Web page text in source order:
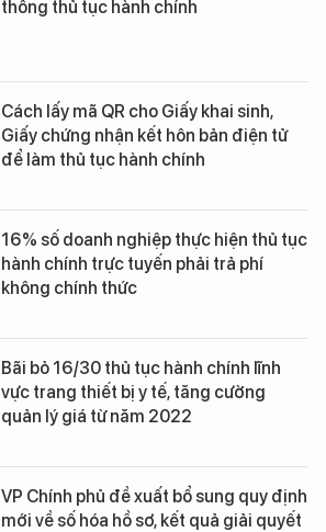
thông thủ tục hành chính
Cách lấy mã QR cho Giấy khai sinh,
Giấy chứng nhận kết hôn bản điện tử
để làm thủ tục hành chính
16% số doanh nghiệp thực hiện thủ tục
hành chính trực tuyến phải trả phí
không chính thức
Bãi bỏ 16/30 thủ tục hành chính lĩnh
vực trang thiết bị y tế, tăng cường
quản lý giá từ năm 2022
VP Chính phủ đề xuất bổ sung quy định
mới về số hóa hồ sơ, kết quả giải quyết